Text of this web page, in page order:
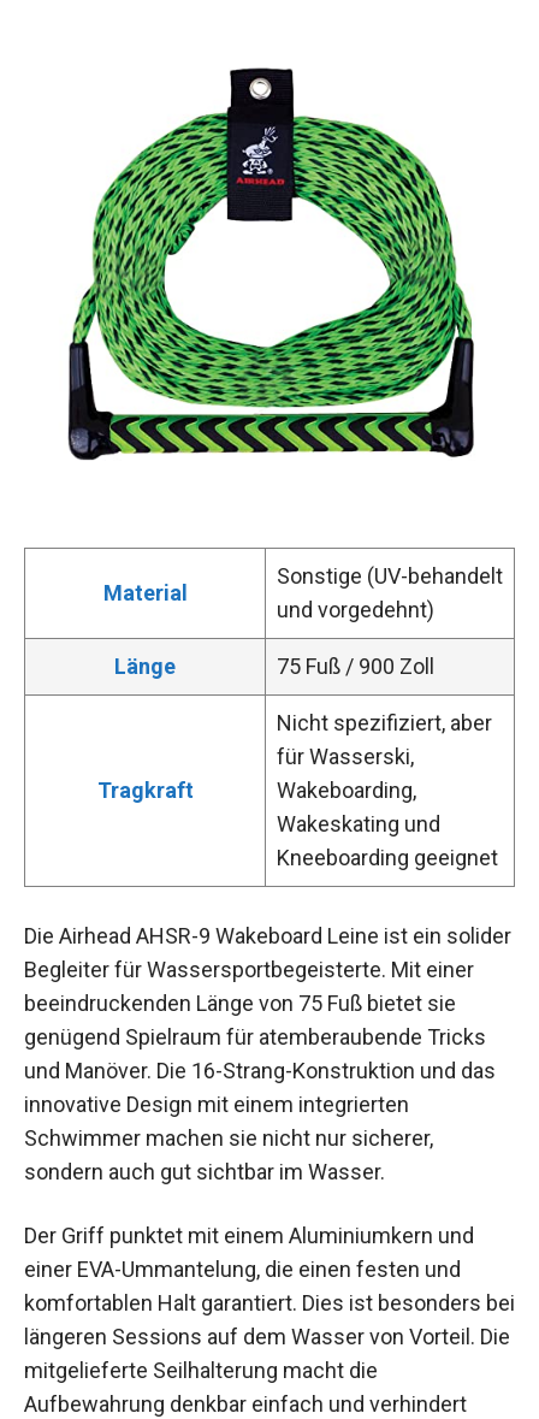
Material
Sonstige (UV-behandelt
und vorgedehnt)
Länge 75 Fuß / 900 Zoll
Tragkraft
Nicht spezifiziert, aber
für Wasserski,
Wakeboarding,
Wakeskating und
Kneeboarding geeignet
Die Airhead AHSR-9 Wakeboard Leine ist ein solider
Begleiter für Wassersportbegeisterte. Mit einer
beeindruckenden Länge von 75 Fuß bietet sie
genügend Spielraum für atemberaubende Tricks
und Manöver. Die 16-Strang-Konstruktion und das
innovative Design mit einem integrierten
Schwimmer machen sie nicht nur sicherer,
sondern auch gut sichtbar im Wasser.
Der Griff punktet mit einem Aluminiumkern und
einer EVA-Ummantelung, die einen festen und
komfortablen Halt garantiert. Dies ist besonders bei
längeren Sessions auf dem Wasser von Vorteil. Die
mitgelieferte Seilhalterung macht die
Aufbewahrung denkbar einfach und verhindert